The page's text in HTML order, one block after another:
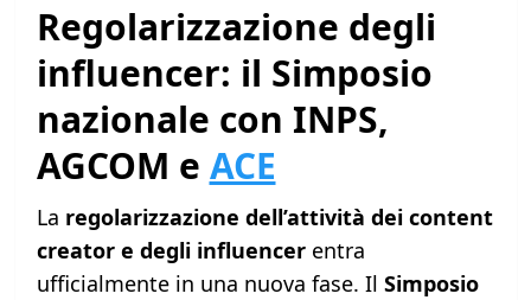
Regolarizzazione degli
influencer: il Simposio
nazionale con INPS,
AGCOM e ACE
La regolarizzazione dell’attività dei content
creator e degli influencerentra
ufficialmente in una nuova fase. Il Simposio